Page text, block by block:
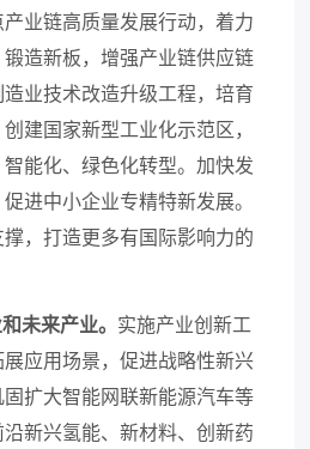
业链高质量发展行动，着力
造新板，增强产业链供应链
业技术改造升级工程，培育
建国家新型工业化示范区，
能化、绿色化转型。加快发
进中小企业专精特新发展。
，打造更多有国际影响力的
未来产业。 实施产业创新工
应用场景，促进战略性新兴
扩大智能网联新能源汽车等
新兴氢能、新材料、创新药